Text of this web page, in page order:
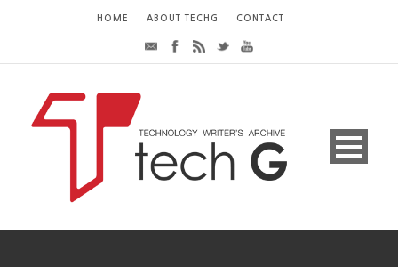
HOME ABOUT TECHG CONTACT